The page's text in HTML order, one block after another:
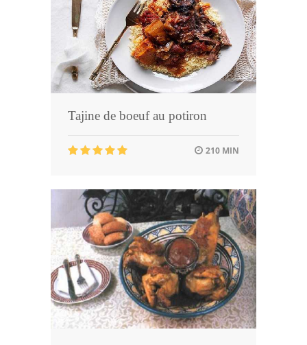
Tajine de boeuf au potiron
210 MIN